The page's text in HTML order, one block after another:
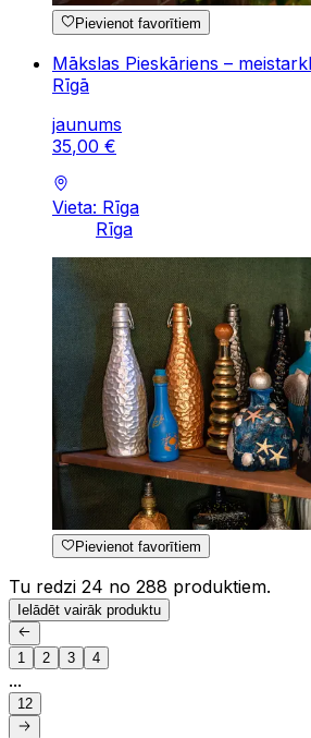
Pievienot favorītiem
Mākslas Pieskāriens –
Rīgā
jaunums
35,00 €
Vieta: Rīga
Rīga
Pievienot favorītiem
Tu redzi 24 no 288 produktiem.
Ielādēt vairāk produktu
1 2 3 4
...
12